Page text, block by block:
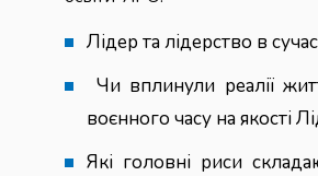
Лідер та лідерство в
Чи вплинули реалії
воєнного часу на якості
Які головні риси